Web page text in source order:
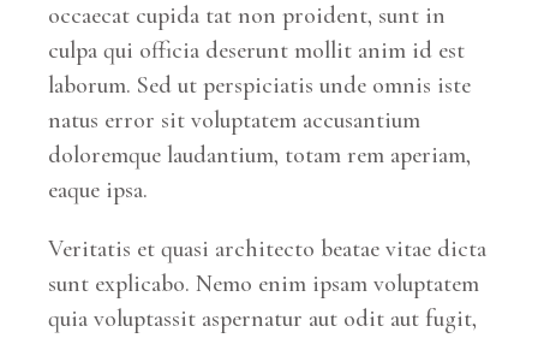
occaecat cupida tat non proident, sunt in
culpa qui officia deserunt mollit anim id est
laborum. Sed ut perspiciatis unde omnis iste
natus error sit voluptatem accusantium
doloremque laudantium, totam rem aperiam,
eaque ipsa.
Veritatis et quasi architecto beatae vitae dicta
sunt explicabo. Nemo enim ipsam voluptatem
quia voluptassit aspernatur aut odit aut fugit,